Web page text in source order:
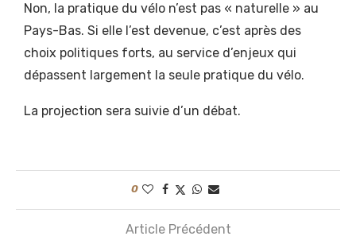
Non, la pratique du vélo n’est pas « naturelle » au
Pays-Bas. Si elle l’est devenue, c’est après des
choix politiques forts, au service d’enjeux qui
dépassent largement la seule pratique du vélo.
La projection sera suivie d’un débat.
0
Article Précédent